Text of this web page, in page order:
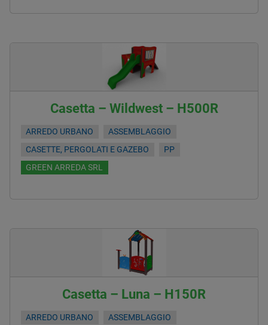
Casetta – Wildwest – H500R
ARREDO URBANO
ASSEMBLAGGIO
CASETTE, PERGOLATI E GAZEBO
PP
GREEN ARREDA SRL
Casetta – Luna – H150R
ARREDO URBANO
ASSEMBLAGGIO